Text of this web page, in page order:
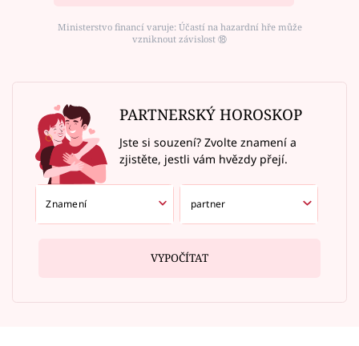
Ministerstvo financí varuje: Účastí na hazardní hře může
vzniknout závislost ⑱
PARTNERSKÝ HOROSKOP
Jste si souzení? Zvolte znamení a
zjistěte, jestli vám hvězdy přejí.
VYPOČÍTAT